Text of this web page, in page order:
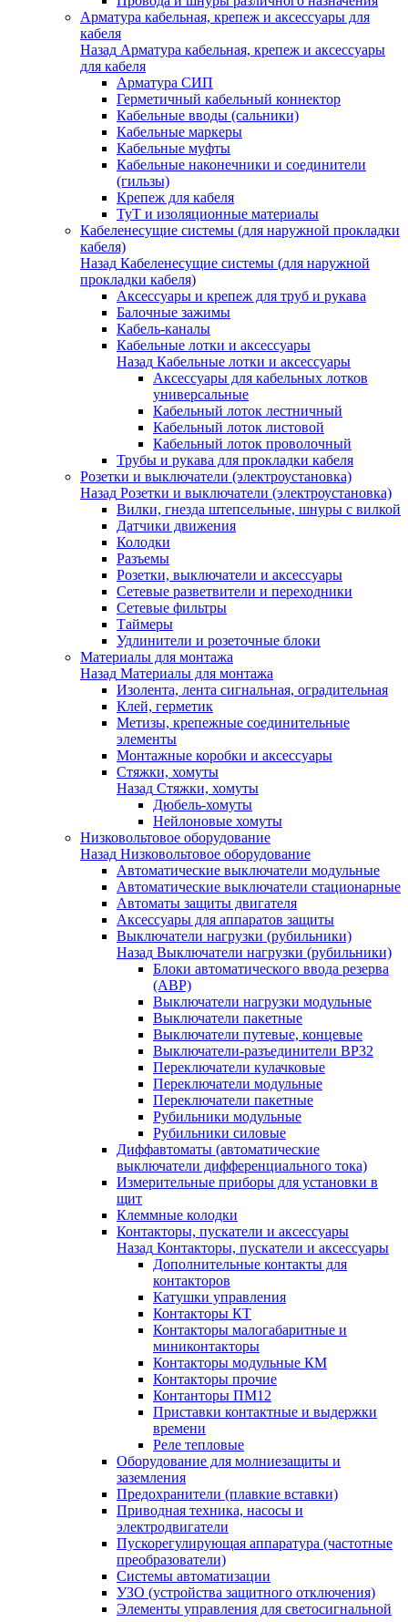
Арматура кабельная, крепеж и аксессуары для
кабеля
Назад Арматура кабельная, крепеж и аксессуары
для кабеля
Арматура СИП
Герметичный кабельный коннектор
Кабельные вводы (сальники)
Кабельные маркеры
Кабельные муфты
Кабельные наконечники и соединители
(гильзы)
Крепеж для кабеля
ТуТ и изоляционные материалы
Кабеленесущие системы (для наружной прокладки
кабеля)
Назад Кабеленесущие системы (для наружной
прокладки кабеля)
Аксессуары и крепеж для труб и рукава
Балочные зажимы
Кабель-каналы
Кабельные лотки и аксессуары
Назад Кабельные лотки и аксессуары
Аксессуары для кабельных лотков
универсальные
Кабельный лоток лестничный
Кабельный лоток листовой
Кабельный лоток проволочный
Трубы и рукава для прокладки кабеля
Розетки и выключатели (электроустановка)
Назад Розетки и выключатели (электроустановка)
Вилки, гнезда штепсельные, шнуры с вилкой
Датчики движения
Колодки
Разъемы
Розетки, выключатели и аксессуары
Сетевые разветвители и переходники
Сетевые фильтры
Таймеры
Удлинители и розеточные блоки
Материалы для монтажа
Назад Материалы для монтажа
Изолента, лента сигнальная, оградительная
Клей, герметик
Метизы, крепежные соединительные
элементы
Монтажные коробки и аксессуары
Стяжки, хомуты
Назад Стяжки, хомуты
Дюбель-хомуты
Нейлоновые хомуты
Низковольтовое оборудование
Назад Низковольтовое оборудование
Автоматические выключатели модульные
Автоматические выключатели стационарные
Автоматы защиты двигателя
Аксессуары для аппаратов защиты
Выключатели нагрузки (рубильники)
Назад Выключатели нагрузки (рубильники)
Блоки автоматического ввода резерва
(АВР)
Выключатели нагрузки модульные
Выключатели пакетные
Выключатели путевые, концевые
Выключатели-разъединители ВР32
Переключатели кулачковые
Переключатели модульные
Переключатели пакетные
Рубильники модульные
Рубильники силовые
Диффавтоматы (автоматические
выключатели дифференциального тока)
Измерительные приборы для установки в
щит
Клеммные колодки
Контакторы, пускатели и аксессуары
Назад Контакторы, пускатели и аксессуары
Дополнительные контакты для
контакторов
Катушки управления
Контакторы КТ
Контакторы малогабаритные и
миниконтакторы
Контакторы модульные КМ
Контакторы прочие
Контанторы ПМ12
Приставки контактные и выдержки
времени
Реле тепловые
Оборудование для молниезащиты и
заземления
Предохранители (плавкие вставки)
Приводная техника, насосы и
электродвигатели
Пускорегулирующая аппаратура (частотные
преобразователи)
Системы автоматизации
УЗО (устройства защитного отключения)
Элементы управления для светосигнальной